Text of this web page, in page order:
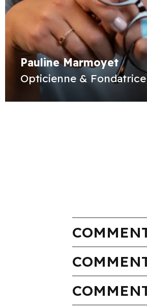
Pauline Marmoyet
Opticienne &